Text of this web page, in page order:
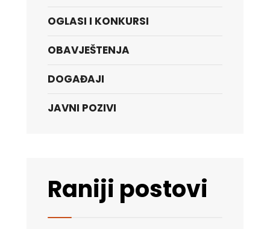
OGLASI I KONKURSI
OBAVJEŠTENJA
DOGAĐAJI
JAVNI POZIVI
Raniji postovi